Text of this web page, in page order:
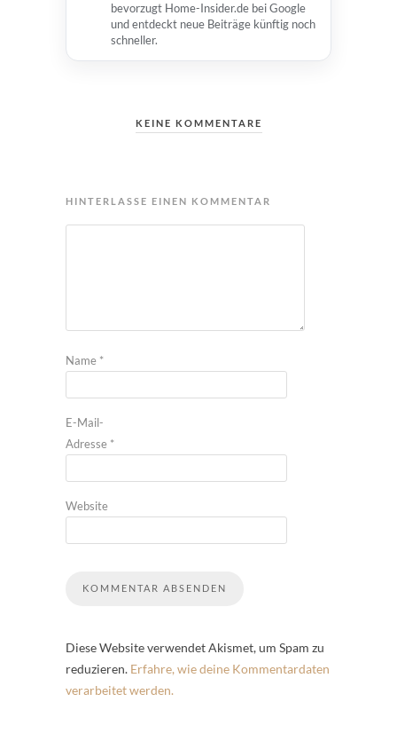
bevorzugt Home-Insider.de bei Google
und entdeckt neue Beiträge künftig noch
schneller.
KEINE KOMMENTARE
HINTERLASSE EINEN KOMMENTAR
Name *
E-Mail-
Adresse *
Website
Diese Website verwendet Akismet, um Spam zu
reduzieren. Erfahre, wie deine Kommentardaten
verarbeitet werden.